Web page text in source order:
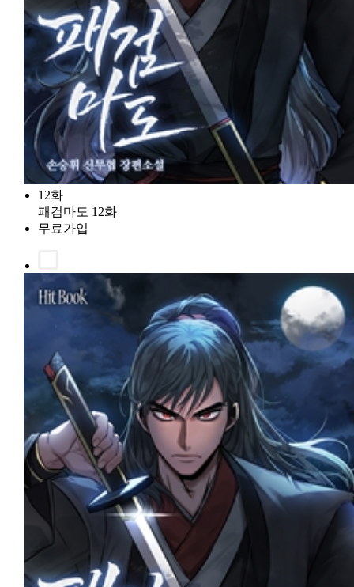
12화
패검마도 12화
무료가입